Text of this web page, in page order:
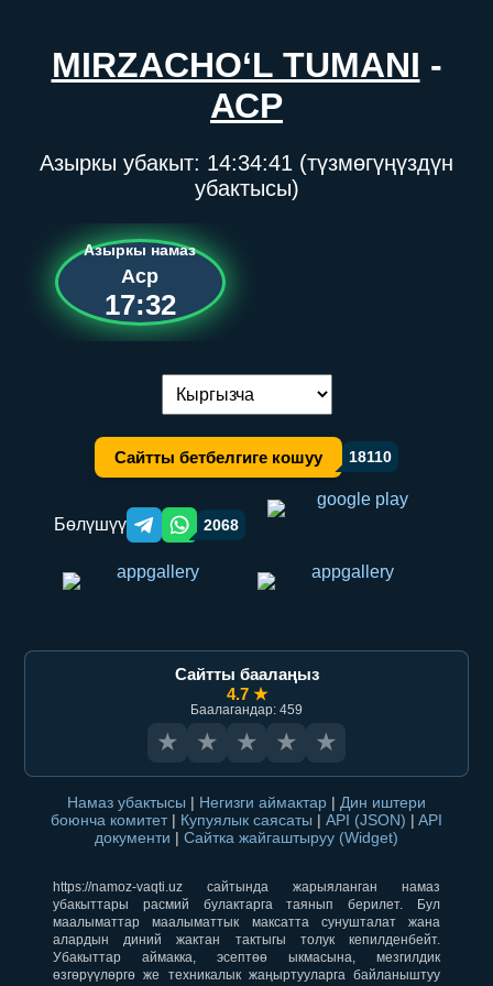
MIRZACHO‘L TUMANI -
АСР
Азыркы убакыт: 14:34:41 (түзмөгүңүздүн
убактысы)
Азыркы намаз
Аср
17:32
Тилди алмаштыруу:
Сайтты бетбелгиге кошуу 18110
Бөлүшүү Telegram orqali ulashish
WhatsApp orqali ulashish
2068
Сайтты баалаңыз
4.7 ★
Баалагандар: 459
★ ★ ★ ★ ★
Намаз убактысы | Негизги аймактар | Дин иштери
боюнча комитет | Купуялык саясаты | API (JSON) | API
документи | Сайтка жайгаштыруу (Widget)
https://namoz-vaqti.uz сайтында жарыяланган намаз
убакыттары расмий булактарга таянып берилет. Бул
маалыматтар маалыматтык максатта сунушталат жана
алардын диний жактан тактыгы толук кепилденбейт.
Убакыттар аймакка, эсептөө ыкмасына, мезгилдик
өзгөрүүлөргө же техникалык жаңыртууларга байланыштуу